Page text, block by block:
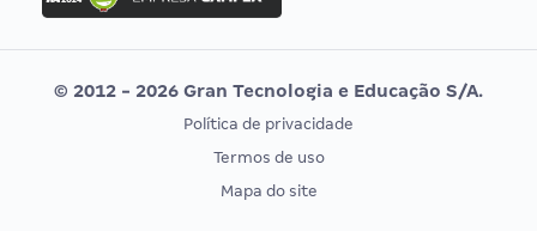
Concurso MPU
Editais publicados
Vunesp
CONCURSOS POR PROFISSÃO
EXAME DE ORDEM
© 2012 - 2026 Gran Tecnologia e Educação S/A.
Política de privacidade
Termos de uso
Mapa do site